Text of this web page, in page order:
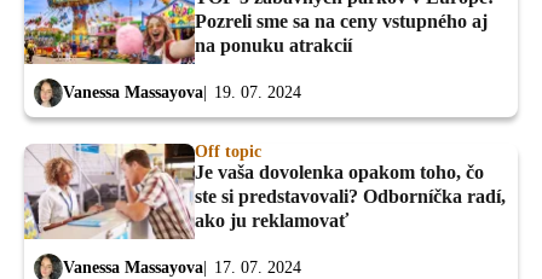
Pozreli sme sa na ceny vstupného aj
na ponuku atrakcií
Vanessa Massayova 19. 07. 2024
Off topic
Je vaša dovolenka opakom toho, čo
ste si predstavovali? Odborníčka radí,
ako ju reklamovať
Vanessa Massayova 17. 07. 2024